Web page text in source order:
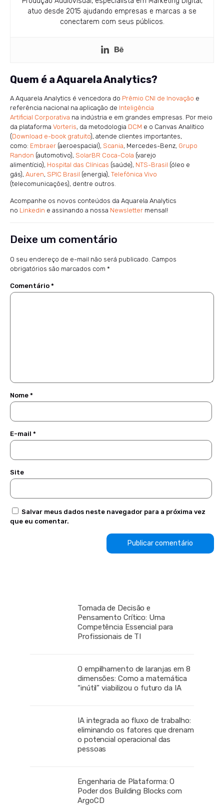
atuo desde 2015 ajudando empresas e marcas a se
conectarem com seus públicos.
Quem é a Aquarela Analytics?
A Aquarela Analytics é vencedora do Prêmio CNI de Inovação e
referência nacional na aplicação de Inteligência
Artificial Corporativa na indústria e em grandes empresas. Por meio
da plataforma Vorteris, da metodologia DCM e o Canvas Analítico
(Download e-book gratuito), atende clientes importantes,
como: Embraer (aeroespacial), Scania, Mercedes-Benz, Grupo
Randon (automotivo), SolarBR Coca-Cola (varejo
alimentício), Hospital das Clínicas (saúde), NTS-Brasil (óleo e
gás), Auren, SPIC Brasil (energia), Telefônica Vivo
(telecomunicações), dentre outros.
Acompanhe os novos conteúdos da Aquarela Analytics
no Linkedin e assinando a nossa Newsletter mensal!
Deixe um comentário
O seu endereço de e-mail não será publicado. Campos
obrigatórios são marcados com *
Comentário *
Nome *
E-mail *
Site
Salvar meus dados neste navegador para a próxima vez
que eu comentar.
Tomada de Decisão e
Pensamento Crítico: Uma
Competência Essencial para
Profissionais de TI
O empilhamento de laranjas em 8
dimensões: Como a matemática
“inútil” viabilizou o futuro da IA
IA integrada ao fluxo de trabalho:
eliminando os fatores que drenam
o potencial operacional das
pessoas
Engenharia de Plataforma: O
Poder dos Building Blocks com
ArgoCD